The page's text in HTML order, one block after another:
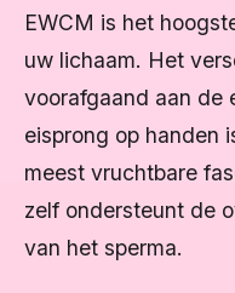
EWCM is het
uw lichaam. Het
voorafgaand aan de
eisprong op handen
meest vruchtbare
zelf ondersteunt de
van het sperma.